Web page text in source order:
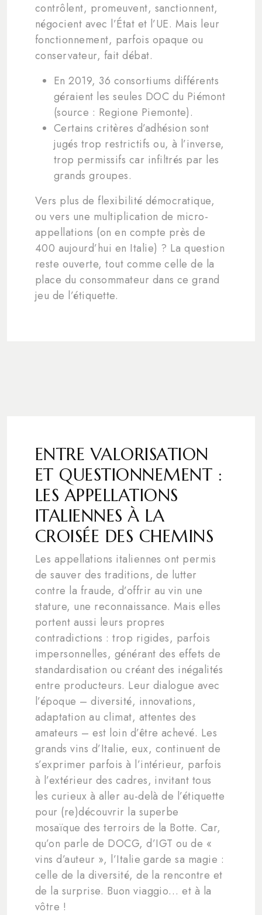
contrôlent, promeuvent, sanctionnent,
négocient avec l’État et l’UE. Mais leur
fonctionnement, parfois opaque ou
conservateur, fait débat.
En 2019, 36 consortiums différents
géraient les seules DOC du Piémont
(source : Regione Piemonte).
Certains critères d’adhésion sont
jugés trop restrictifs ou, à l’inverse,
trop permissifs car infiltrés par les
grands groupes.
Vers plus de flexibilité démocratique,
ou vers une multiplication de micro-
appellations (on en compte près de
400 aujourd’hui en Italie) ? La question
reste ouverte, tout comme celle de la
place du consommateur dans ce grand
jeu de l’étiquette.
ENTRE VALORISATION
ET QUESTIONNEMENT :
LES APPELLATIONS
ITALIENNES À LA
CROISÉE DES CHEMINS
Les appellations italiennes ont permis
de sauver des traditions, de lutter
contre la fraude, d’offrir au vin une
stature, une reconnaissance. Mais elles
portent aussi leurs propres
contradictions : trop rigides, parfois
impersonnelles, générant des effets de
standardisation ou créant des inégalités
entre producteurs. Leur dialogue avec
l’époque – diversité, innovations,
adaptation au climat, attentes des
amateurs – est loin d’être achevé. Les
grands vins d’Italie, eux, continuent de
s’exprimer parfois à l’intérieur, parfois
à l’extérieur des cadres, invitant tous
les curieux à aller au-delà de l’étiquette
pour (re)découvrir la superbe
mosaïque des terroirs de la Botte. Car,
qu’on parle de DOCG, d’IGT ou de «
vins d’auteur », l’Italie garde sa magie :
celle de la diversité, de la rencontre et
de la surprise. Buon viaggio… et à la
vôtre !